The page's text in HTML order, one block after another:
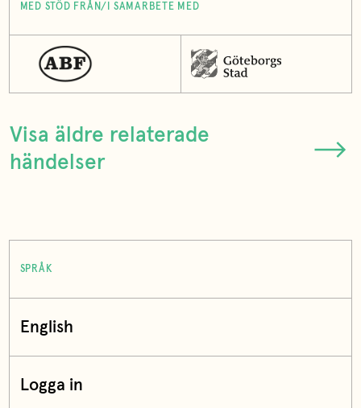
MED STÖD FRÅN/I SAMARBETE MED
Visa äldre relaterade
händelser
SPRÅK
English
Logga in